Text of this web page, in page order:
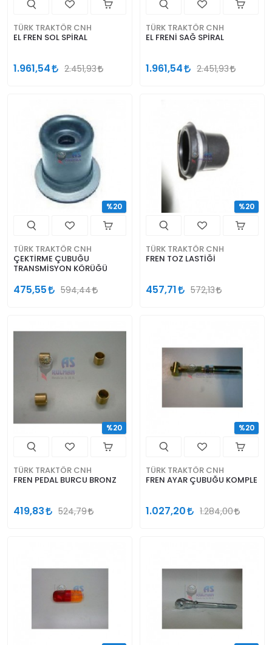
TÜRK TRAKTÖR CNH
EL FREN SOL SPİRAL
1.961,54 2.451,93
TÜRK TRAKTÖR CNH
EL FRENİ SAĞ SPİRAL
1.961,54 2.451,93
TÜRK TRAKTÖR CNH
ÇEKTİRME ÇUBUĞU
TRANSMİSYON KÖRÜĞÜ
475,55 594,44
%20
TÜRK TRAKTÖR CNH
FREN TOZ LASTİĞİ
457,71 572,13
%20
TÜRK TRAKTÖR CNH
FREN PEDAL BURCU BRONZ
419,83 524,79
%20
TÜRK TRAKTÖR CNH
FREN AYAR ÇUBUĞU KOMPLE
1.027,20 1.284,00
%20